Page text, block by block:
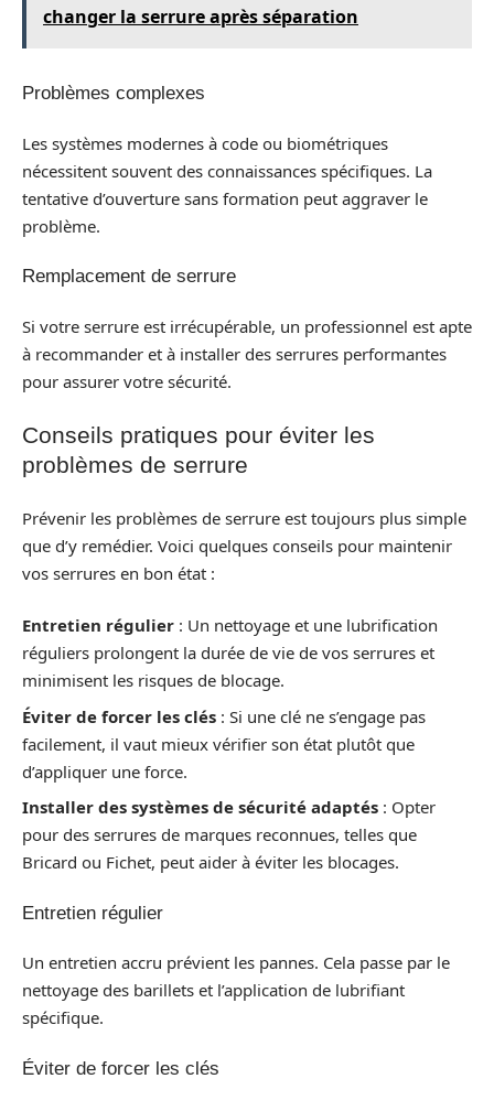
changer la serrure après séparation
Problèmes complexes
Les systèmes modernes à code ou biométriques
nécessitent souvent des connaissances spécifiques. La
tentative d’ouverture sans formation peut aggraver le
problème.
Remplacement de serrure
Si votre serrure est irrécupérable, un professionnel est apte
à recommander et à installer des serrures performantes
pour assurer votre sécurité.
Conseils pratiques pour éviter les
problèmes de serrure
Prévenir les problèmes de serrure est toujours plus simple
que d’y remédier. Voici quelques conseils pour maintenir
vos serrures en bon état :
Entretien régulier : Un nettoyage et une lubrification
réguliers prolongent la durée de vie de vos serrures et
minimisent les risques de blocage.
Éviter de forcer les clés : Si une clé ne s’engage pas
facilement, il vaut mieux vérifier son état plutôt que
d’appliquer une force.
Installer des systèmes de sécurité adaptés : Opter
pour des serrures de marques reconnues, telles que
Bricard ou Fichet, peut aider à éviter les blocages.
Entretien régulier
Un entretien accru prévient les pannes. Cela passe par le
nettoyage des barillets et l’application de lubrifiant
spécifique.
Éviter de forcer les clés